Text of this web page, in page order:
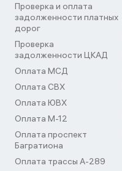
Проверка и оплата
задолженности платных
дорог
Проверка
задолженности ЦКАД
Оплата МСД
Оплата СВХ
Оплата ЮВХ
Оплата М-12
Оплата проспект
Багратиона
Оплата трассы А-289